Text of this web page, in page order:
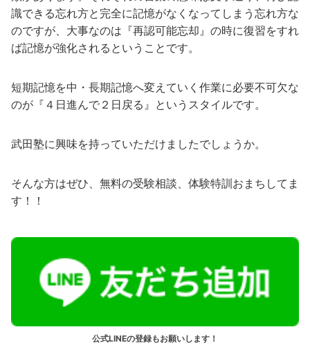
識できる忘れ方と完全に記憶がなくなってしまう忘れ方な
のですが、大事なのは『再認可能忘却』の時に復習をすれ
ば記憶が強化されるということです。
短期記憶を中・長期記憶へ変えていく作業に必要不可欠な
のが『４日進んで２日戻る』というスタイルです。
武田塾に興味を持っていただけましたでしょうか。
そんな方はぜひ、無料の受験相談、体験特訓おまちしてま
す！！
公式LINEの登録もお願いします！